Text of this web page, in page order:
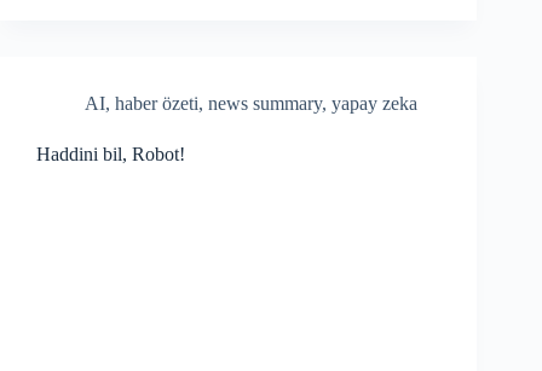
AI, haber özeti, news summary, yapay zeka
Haddini bil, Robot!